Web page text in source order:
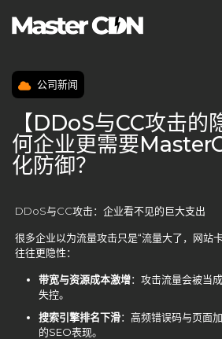
【DDoS与CC攻击的
何企业更需要
化防御？
公司新闻
DDoS与CC攻击：企业看不见的巨大支出
很多企业以为流量攻击只是“流量大了，网站
往往更隐性：
带宽与资源成本激增：攻击流量会被当
失控。
搜索引擎排名下滑：高频错误码与页面
的SEO表现。